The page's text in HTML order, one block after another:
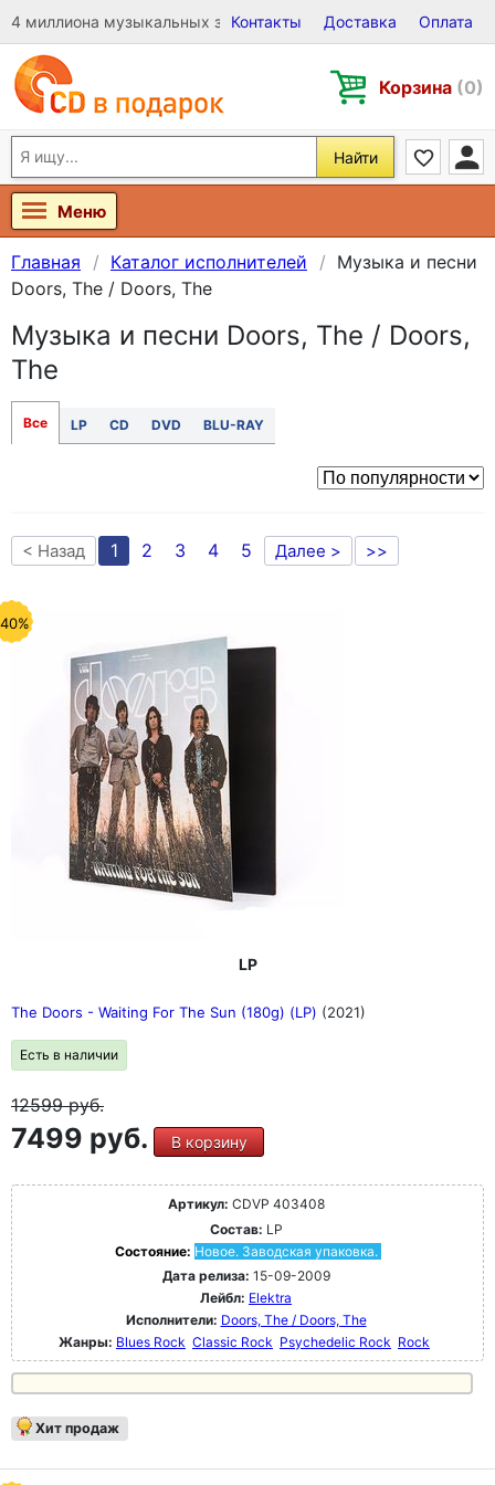
4 миллиона музыкальных записей на Виниле, CD и DVD
Контакты Доставка Оплата
Корзина (0)
Найти
Меню
Главная Каталог исполнителей
Музыка и песни
Doors, The / Doors, The
Музыка и песни Doors, The / Doors,
The
Все LP CD DVD BLU-RAY
< Назад 1 2 3 4 5 Далее > >>
LP
The Doors - Waiting For The Sun (180g) (LP) (2021)
Есть в наличии
12599руб.
7499 руб. В корзину
Артикул: CDVP 403408
Состав: LP
Состояние: Новое. Заводская упаковка.
Дата релиза: 15-09-2009
Лейбл: Elektra
Исполнители: Doors, The / Doors, The
Жанры: Blues Rock Classic Rock Psychedelic Rock Rock
Хит продаж